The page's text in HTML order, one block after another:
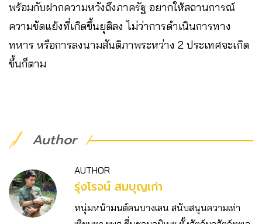
พร้อมกับฝากความหวังถึงภาครัฐ อยากให้สถานการณ์
ความขัดแย้งที่เกิดขึ้นยุติลง ไม่ว่าการดำเนินการทาง
ทหาร หรือการลงนามสันติภาพระหว่าง 2 ประเทศจะเกิด
ขึ้นก็ตาม
Author
AUTHOR
รุ่งโรจน์ สมบุญเก่า
หนุ่มหน้ามนต์คนบางเลน สนับสนุนความเท่า